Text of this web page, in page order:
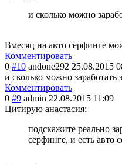
и сколько можно
Вмесяц на авто серфинге
Комментировать
0 #10 andone292 25.08.2015
и сколько можно заработать
Комментировать
0 #9 admin 22.08.2015 11:09
Цитирую анастасия:
подскажите реально
серфинге, и есть авто